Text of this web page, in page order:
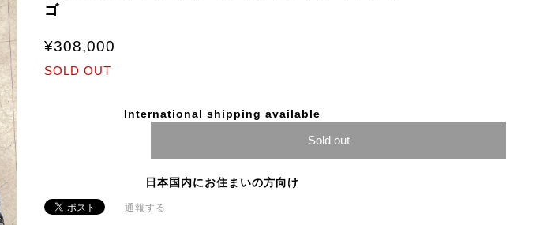
ゴ
¥308,000
SOLD OUT
International shipping available
Sold out
日本国内にお住まいの方向け
通報する